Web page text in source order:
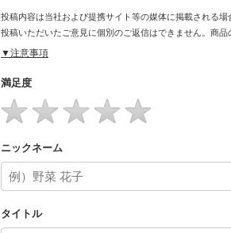
投稿内容は当社および提携サイト等の媒体に掲載される場
投稿いただいたご意見に個別のご返信はできません。商
▼注意事項
満足度
ニックネーム
タイトル